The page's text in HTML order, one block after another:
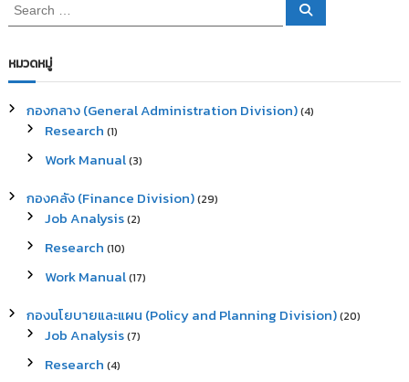
น
จั
ย
e
r
c
f
S
หมวดหมู่
กองกลาง (General Administration Division)(4)
Research (1)
Work Manual(3)
กองคลัง (Finance Division)(29)
Job Analysis(2)
Research (10)
Work Manual(17)
กองนโยบายและแผน (Policy and Planning Division)(20)
Job Analysis(7)
Research (4)